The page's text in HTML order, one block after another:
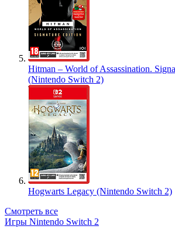
Hitman – World of Assassination.
(Nintendo Switch 2)
Hogwarts Legacy (Nintendo Switch 2)
Смотреть все
Игры Nintendo Switch 2